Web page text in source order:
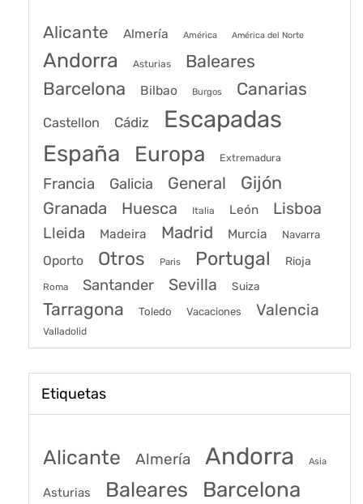
Alicante Almería América América del Norte
Andorra Asturias Baleares
Barcelona Bilbao Burgos Canarias
Castellon Cádiz Escapadas
España Europa Extremadura
Francia Galicia General Gijón
Granada Huesca Italia León Lisboa
Lleida Madeira Madrid Murcia Navarra
Oporto Otros Paris Portugal Rioja
Roma Santander Sevilla Suiza
Tarragona Toledo Vacaciones Valencia
Valladolid
Etiquetas
Alicante Almería Andorra Asia
Asturias Baleares Barcelona